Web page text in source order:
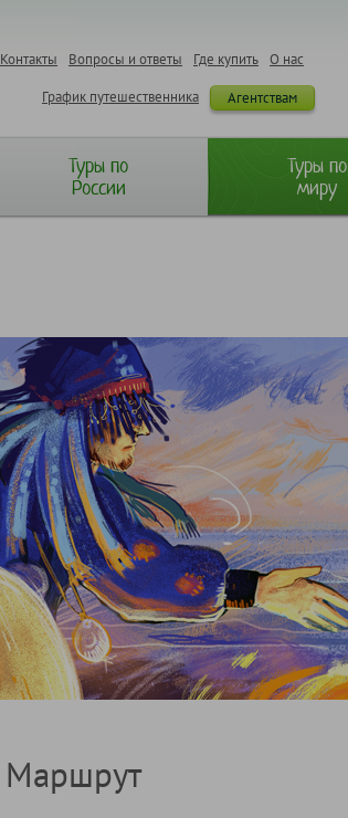
О нас
Где купить
Вопросы и ответы
Контакты
Агентствам
График путешественника
Туры по
России
Туры по
миру
Маршрут